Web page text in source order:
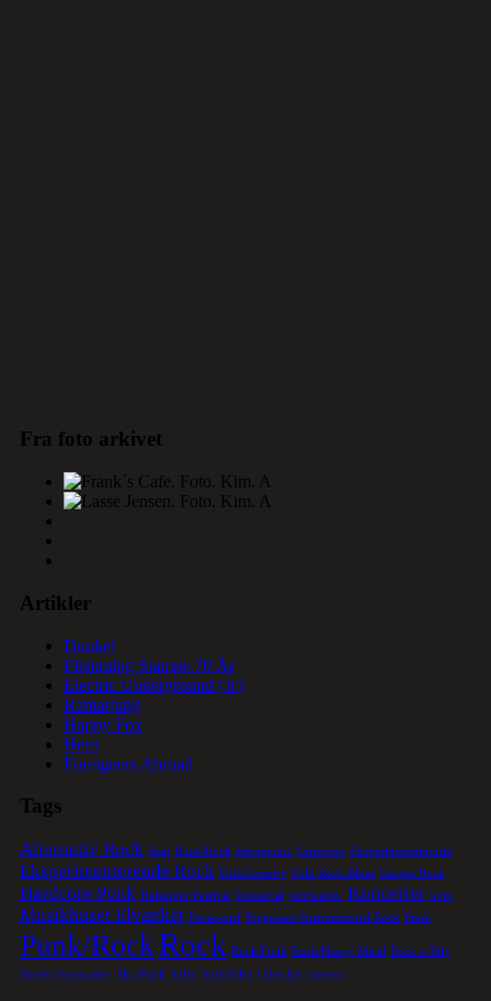
Fra foto arkivet
Artikler
Dunkel
Flemming Stampe 70 År
Electric Underground (Jr.)
Ramasjang
Happy Fox
Hero
Foreigners Abroad
Tags
Alternativ Rock Beat Blues/Rock Børnepunk Crustcore Eksperimentalmusik
Eksperimenterende Rock Folk/Country Folk Rock Blues Garage Rock
Hardcore Punk Helsingør Festival Industrial jazzfusion. Koncerter kopi
Musikhuset Elværket Noise-surf Progressiv Instruemental Rock Punk
Punk/RockRock Rock/Funk Rock/Heavy Metal Rock a´Bily
Singer Songwriter Ska-Punk Solist Surfabilly Uden for kategori